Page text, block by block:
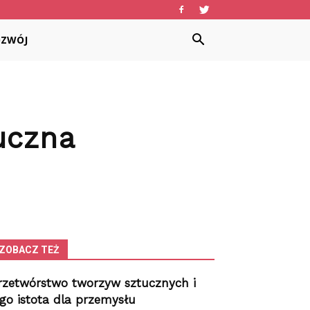
ZOBACZ TEŻ
tworzyw sztucznych i
istota dla przemysłu